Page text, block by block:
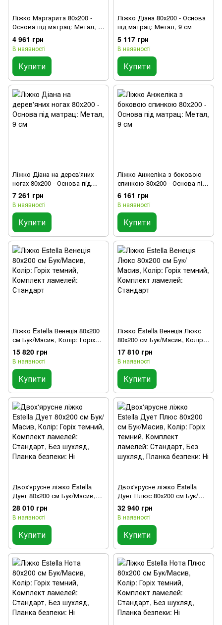
Ліжко Маргарита 80х200 -
Основа під матрац: Метал, 9
см
4 961 грн
В наявності
Купити
Ліжко Діана 80х200 - Основа
під матрац: Метал, 9 см
5 117 грн
В наявності
Купити
Ліжко Діана на дерев'яних
ногах 80х200 - Основа під
матрац: Метал, 9 см
7 261 грн
В наявності
Купити
Ліжко Анжеліка з боковою
спинкою 80х200 - Основа під
матрац: Метал, 9 см
6 161 грн
В наявності
Купити
Ліжко Estella Венеція 80х200
см Бук/Масив, Колір: Горіх
темний, Комплект ламелей:
Стандарт
15 820 грн
В наявності
Купити
Ліжко Estella Венеція Люкс
80х200 см Бук/Масив, Колір:
Горіх темний, Комплект
ламелей: Стандарт
17 810 грн
В наявності
Купити
Двох'ярусне ліжко Estella
Дует 80х200 см Бук/Масив,
Колір: Горіх темний,
Комплект ламелей:
Стандарт, Без шухляд,
Планка безпеки: Ні
28 010 грн
В наявності
Купити
Двох'ярусне ліжко Estella
Дует Плюс 80х200 см Бук/
Масив, Колір: Горіх темний,
Комплект ламелей:
Стандарт, Без шухляд,
Планка безпеки: Ні
32 940 грн
В наявності
Купити